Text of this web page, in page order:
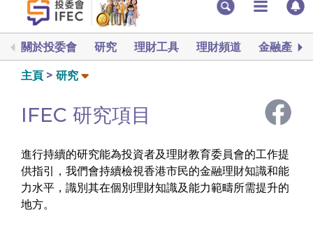
關於投委會 研究 理財工具 理財頻道 金融產品
主頁 研究
IFEC 研究項目
進行持續的研究能為投資者及理財教育委員會的工作提
供指引，我們會持續檢視香港市民的金融理財知識和能
力水平，識別其在個別理財知識及能力範疇所需提升的
地方。